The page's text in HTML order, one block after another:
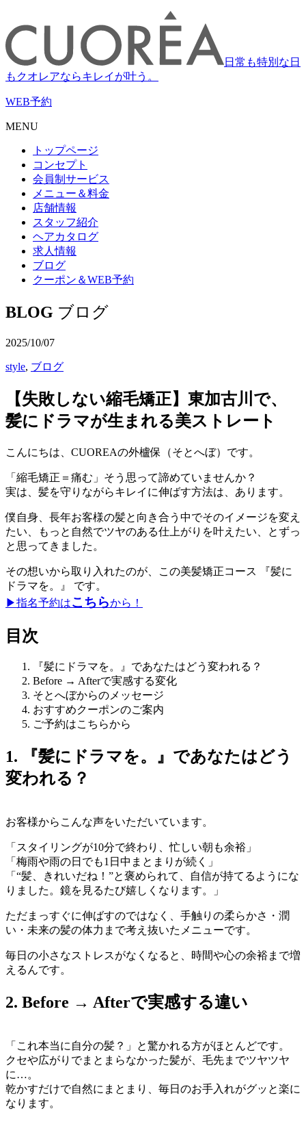
日常も特別な日
もクオレアならキレイが叶う。
WEB予約
MENU
トップページ
コンセプト
会員制サービス
メニュー＆料金
店舗情報
スタッフ紹介
ヘアカタログ
求人情報
ブログ
クーポン＆WEB予約
BLOG ブログ
2025/10/07
style, ブログ
【失敗しない縮毛矯正】東加古川で、
髪にドラマが生まれる美ストレート
こんにちは、CUOREAの外櫨保（そとへぼ）です。
「縮毛矯正＝痛む」そう思って諦めていませんか？
実は、髪を守りながらキレイに伸ばす方法は、あります。
僕自身、長年お客様の髪と向き合う中でそのイメージを変え
たい、もっと自然でツヤのある仕上がりを叶えたい、とずっ
と思ってきました。
その想いから取り入れたのが、この美髪矯正コース 『髪に
ドラマを。』 です。
▶︎指名予約はこちらから！
目次
『髪にドラマを。』であなたはどう変われる？
Before → Afterで実感する変化
そとへぼからのメッセージ
おすすめクーポンのご案内
ご予約はこちらから
1. 『髪にドラマを。』であなたはどう
変われる？
お客様からこんな声をいただいています。
「スタイリングが10分で終わり、忙しい朝も余裕」
「梅雨や雨の日でも1日中まとまりが続く」
「“髪、きれいだね！”と褒められて、自信が持てるようにな
りました。鏡を見るたび嬉しくなります。」
ただまっすぐに伸ばすのではなく、手触りの柔らかさ・潤
い・未来の髪の体力まで考え抜いたメニューです。
毎日の小さなストレスがなくなると、時間や心の余裕まで増
えるんです。
2. Before → Afterで実感する違い
「これ本当に自分の髪？」と驚かれる方がほとんどです。
クセや広がりでまとまらなかった髪が、毛先までツヤツヤ
に…。
乾かすだけで自然にまとまり、毎日のお手入れがグッと楽に
なります。